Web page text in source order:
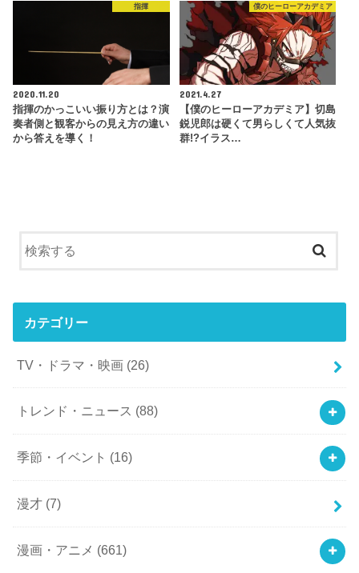
指揮
2020.11.20
指揮のかっこいい振り方とは？演
奏者側と観客からの見え方の違い
から答えを導く！
僕のヒーローアカデミア
2021.4.27
【僕のヒーローアカデミア】切島
鋭児郎は硬くて男らしくて人気抜
群!?イラス…
カテゴリー
TV・ドラマ・映画 (26)
トレンド・ニュース (88)
季節・イベント (16)
漫才 (7)
漫画・アニメ (661)